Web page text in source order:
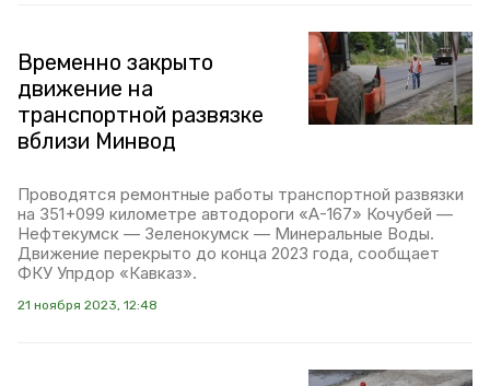
Временно закрыто
движение на
транспортной развязке
вблизи Минвод
Проводятся ремонтные работы транспортной развязки
на 351+099 километре автодороги «А-167» Кочубей —
Нефтекумск — Зеленокумск — Минеральные Воды.
Движение перекрыто до конца 2023 года, сообщает
ФКУ Упрдор «Кавказ».
21 ноября 2023, 12:48